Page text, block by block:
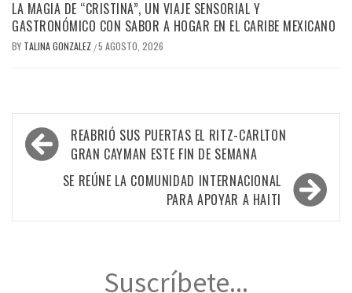
LA MAGIA DE “CRISTINA”, UN VIAJE SENSORIAL Y
GASTRONÓMICO CON SABOR A HOGAR EN EL CARIBE MEXICANO
BY TALINA GONZALEZ /5 AGOSTO, 2026
Navegación
de
entradas
REABRIÓ SUS PUERTAS EL RITZ-CARLTON
GRAN CAYMAN ESTE FIN DE SEMANA
SE REÚNE LA COMUNIDAD INTERNACIONAL
PARA APOYAR A HAITI
Suscríbete...